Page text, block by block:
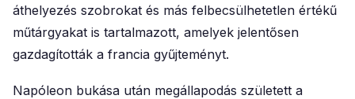
áthelyezés szobrokat és más felbecsülhetetlen értékű
műtárgyakat is tartalmazott, amelyek jelentősen
gazdagították a francia gyűjteményt.
Napóleon bukása után megállapodás született a